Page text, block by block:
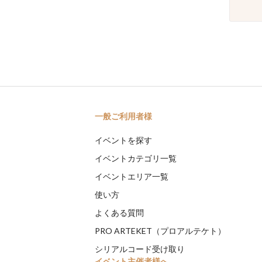
一般ご利用者様
イベントを探す
イベントカテゴリ一覧
イベントエリア一覧
使い方
よくある質問
PRO ARTEKET（プロアルテケト）
シリアルコード受け取り